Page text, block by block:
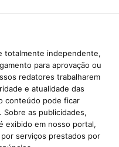
totalmente independente,
para aprovação ou
redatores trabalharem
e atualidade das
conteúdo pode ficar
Sobre as publicidades,
exibido em nosso portal,
serviços prestados por